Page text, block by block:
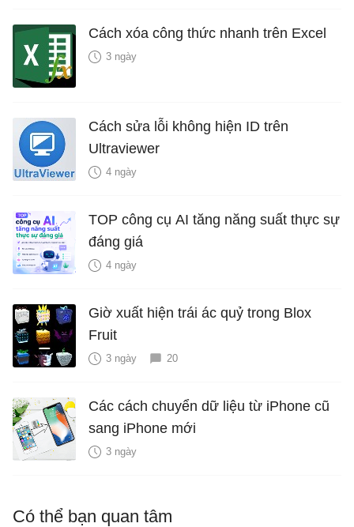
Cách xóa công thức nhanh trên Excel
3 ngày
Cách sửa lỗi không hiện ID trên
Ultraviewer
4 ngày
TOP công cụ AI tăng năng suất thực sự
đáng giá
4 ngày
Giờ xuất hiện trái ác quỷ trong Blox
Fruit
3 ngày 20
Các cách chuyển dữ liệu từ iPhone cũ
sang iPhone mới
3 ngày
Có thể bạn quan tâm